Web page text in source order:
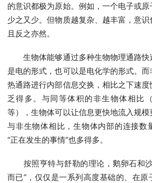
的意识都极为原始。例如，一个电子或
少之又少。但物质越复杂、越丰富，意
且反之亦然。
生物体能够通过多种生物物理通路快
是电的形式，也可以是电化学的形式。
热通路进行内部信息交换，相比之下速
乏得多。与同等体积的非生物体相比
等），生物体可以让信息更快地流入规模
与非生物体相比，生物体内部的连接数
“正在发生的事情”也多得多。
按照亨特与舒勒的理论，鹅卵石和沙
而已”，仅仅是一系列高度基础的、在原